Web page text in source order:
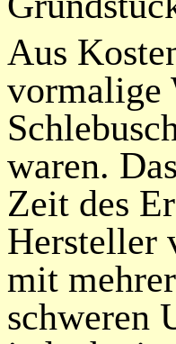
Aus
vormalige
waren.
Zeit des
Hersteller
mit
schweren